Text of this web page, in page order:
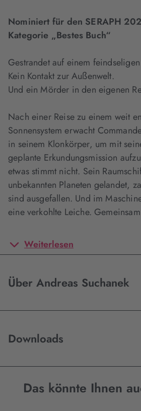
Nominiert für den SERAPH
Kategorie „Bestes Buch“
Gestrandet auf einem
Kein Kontakt zur Außenwelt.
Und ein Mörder in den eigenen
Nach einer Reise zu einem weit
Sonnensystem erwacht
in seinem Klonkörper, um mit
geplante Erkundungsmission
etwas stimmt nicht. Sein
unbekannten Planeten gelandet,
sind ausgefallen. Und im
eine verkohlte Leiche.
Weiterlesen
Über Andreas Suchanek
Downloads
Das könnte Ihnen